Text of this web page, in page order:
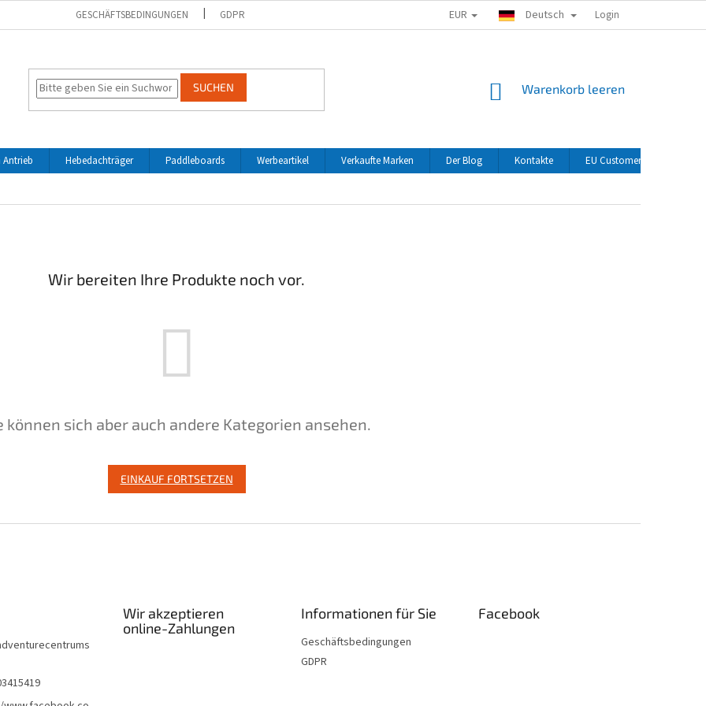
GESCHÄFTSBEDINGUNGEN GDPR EUR Deutsch Login
SUCHEN WARENKORB
Warenkorb leeren
Hebedachträger Paddleboards Werbeartikel Verkaufte Marken Der Blog Kontakte EU Customers
Wir bereiten Ihre Produkte noch vor.
können sich aber auch andere Kategorien ansehen.
EINKAUF FORTSETZEN
Wir akzeptieren
online-Zahlungen
Informationen für Sie
Geschäftsbedingungen
GDPR
Facebook